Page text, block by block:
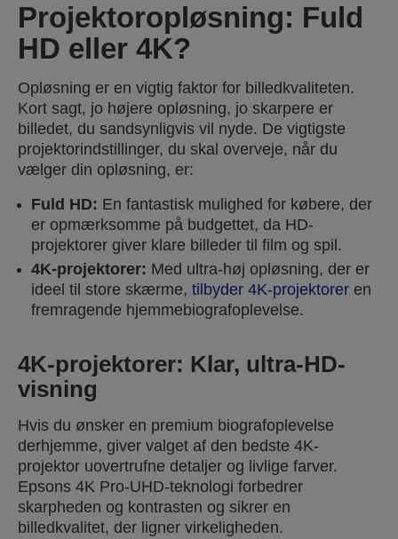
Projektoropløsning: Fuld
HD eller 4K?
Opløsning er en vigtig faktor for billedkvaliteten.
Kort sagt, jo højere opløsning, jo skarpere er
billedet, du sandsynligvis vil nyde. De vigtigste
projektorindstillinger, du skal overveje, når du
vælger din opløsning, er:
Fuld HD: En fantastisk mulighed for købere, der
er opmærksomme på budgettet, da HD-
projektorer giver klare billeder til film og spil.
4K-projektorer: Med ultra-høj opløsning, der er
ideel til store skærme, tilbyder 4K-projektorer en
fremragende hjemmebiografoplevelse.
4K-projektorer: Klar, ultra-HD-
visning
Hvis du ønsker en premium biografoplevelse
derhjemme, giver valget af den bedste 4K-
projektor uovertrufne detaljer og livlige farver.
Epsons 4K Pro-UHD-teknologi forbedrer
skarpheden og kontrasten og sikrer en
billedkvalitet, der ligner virkeligheden.